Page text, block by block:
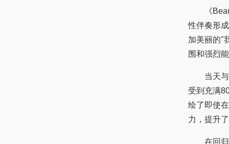
《
性伴奏形
加美丽的"
围和强烈
当天与主
受到充满
绘了即使
力，提升
在回归倒